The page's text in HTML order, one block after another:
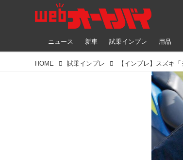
ニュース 新車 試乗インプレ 用品
HOME 試乗インプレ